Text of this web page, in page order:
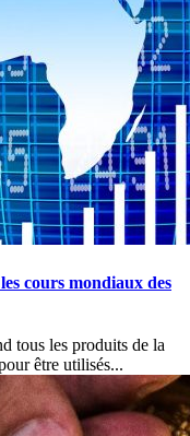
cours mondiaux des
tous les produits de la
être utilisés...